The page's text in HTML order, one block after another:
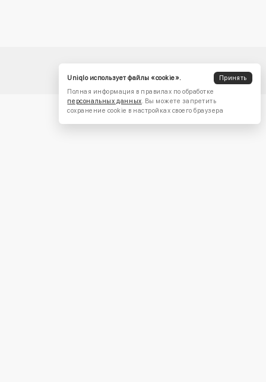
Uniqlo использует файлы «cookie».
Принять
Полная информация в правилах по обработке
персональных данных. Вы можете запретить
сохранение cookie в настройках своего браузера